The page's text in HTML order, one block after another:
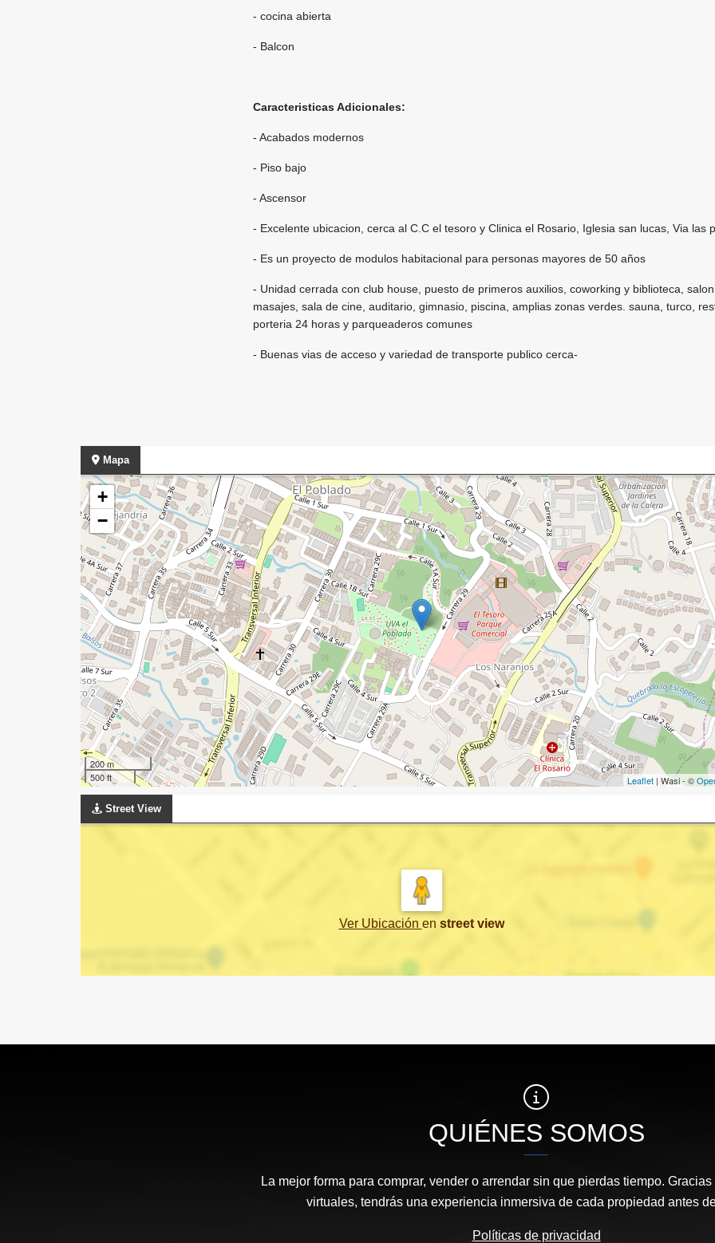
- cocina abierta
- Balcon
Caracteristicas Adicionales:
- Acabados modernos
- Piso bajo
- Ascensor
- Excelente ubicacion, cerca al C.C el tesoro y Clinica el Rosario, Iglesia san lucas, Via las
- Es un proyecto de modulos habitacional para personas mayores de 50 años
- Unidad cerrada con club house, puesto de primeros auxilios, coworking y biblioteca,
masajes, sala de cine, auditario, gimnasio, piscina, amplias zonas verdes. sauna, turco,
porteria 24 horas y parqueaderos comunes
- Buenas vias de acceso y variedad de transporte publico cerca-
Mapa
+
−
200 m
500 ft
Leaflet | Wasi - ©
Street View
Ver Ubicación en street view
QUIÉNES SOMOS
La mejor forma para comprar, vender o arrendar sin que pierdas tiempo.
virtuales, tendrás una experiencia inmersiva de cada propiedad antes
Políticas de privacidad